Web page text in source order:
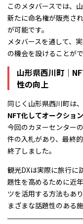
このメタバースでは、
新たに命名権が販売さ
が可能です。
メタバースを通して、
の機会を設けることが
山形県西川町｜
性の向上
同じく山形県西川町は、
NFT化してオークショ
今回のカヌーセンター
件の入札があり、最終
終了しました。
観光DXは実際に旅行に
題性を高めるために近
ツを活用する方法もあ
まざまな話題性のある